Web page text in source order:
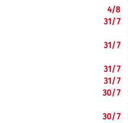
4/8
31/7
31/7
31/7
31/7
30/7
30/7